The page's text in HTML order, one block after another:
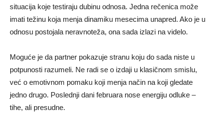
situacija koje testiraju dubinu odnosa. Jedna rečenica može
imati težinu koja menja dinamiku mesecima unapred. Ako je u
odnosu postojala neravnoteža, ona sada izlazi na videlo.
Moguće je da partner pokazuje stranu koju do sada niste u
potpunosti razumeli. Ne radi se o izdaji u klasičnom smislu,
već o emotivnom pomaku koji menja način na koji gledate
jedno drugo. Poslednji dani februara nose energiju odluke –
tihe, ali presudne.